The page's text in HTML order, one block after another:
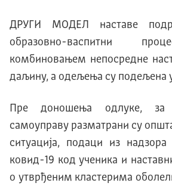
ДРУГИ МОДЕЛ наставе
образовно-васпитни
комбиновањем непосредне
даљину, а одељења су подељена
Пре доношења одлуке, за
самоуправу разматрани су
ситуација, подаци из
ковид-19 код ученика и
о утврђеним кластерима